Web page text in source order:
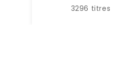
3296 titres